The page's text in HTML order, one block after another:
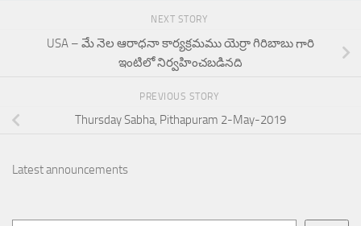
NEXT STORY
USA – మే నెల ఆరాధనా కార్యక్రమము యెర్రా గిరిబాబు గారి
ఇంటిలో నిర్వహించబడినది
PREVIOUS STORY
Thursday Sabha, Pithapuram 2-May-2019
Latest announcements